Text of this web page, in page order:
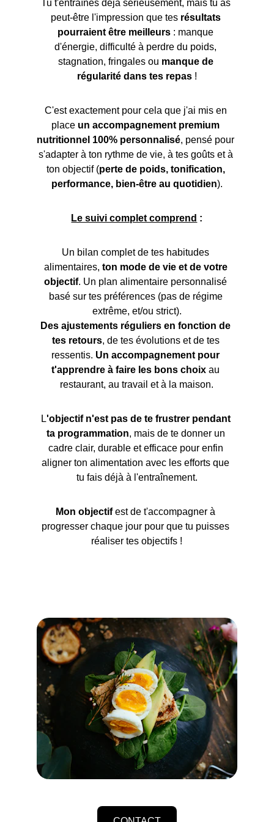
Tu t'entraînes déjà sérieusement, mais tu as
peut‑être l'impression que tes résultats
pourraient être meilleurs : manque
d'énergie, difficulté à perdre du poids,
stagnation, fringales ou manque de
régularité dans tes repas !
C'est exactement pour cela que j'ai mis en
place un accompagnement premium
nutritionnel 100% personnalisé, pensé pour
s'adapter à ton rythme de vie, à tes goûts et à
ton objectif (perte de poids, tonification,
performance, bien‑être au quotidien).
Le suivi complet comprend :
Un bilan complet de tes habitudes
alimentaires, ton mode de vie et de votre
objectif. Un plan alimentaire personnalisé
basé sur tes préférences (pas de régime
extrême, et/ou strict).
Des ajustements réguliers en fonction de
tes retours, de tes évolutions et de tes
ressentis. Un accompagnement pour
t'apprendre à faire les bons choix au
restaurant, au travail et à la maison.
L'objectif n'est pas de te frustrer pendant
ta programmation, mais de te donner un
cadre clair, durable et efficace pour enfin
aligner ton alimentation avec les efforts que
tu fais déjà à l'entraînement.
Mon objectif est de t'accompagner à
progresser chaque jour pour que tu puisses
réaliser tes objectifs !